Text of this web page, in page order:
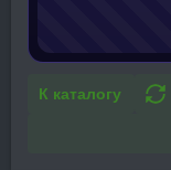
К каталогу